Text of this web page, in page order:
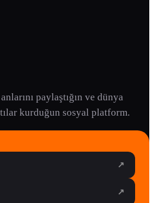
paylaştığın ve dünya
kurduğun sosyal platform.
↗
↗